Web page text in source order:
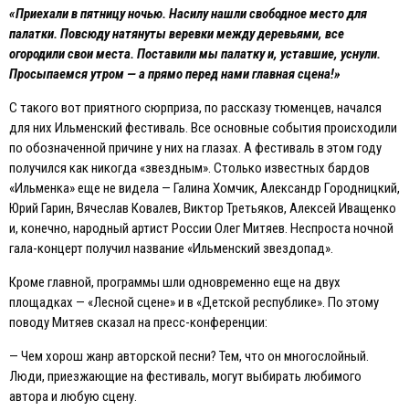
«Приехали в пятницу ночью. Насилу нашли свободное место для
палатки. Повсюду натянуты веревки между деревьями, все
огородили свои места. Поставили мы палатку и, уставшие, уснули.
Просыпаемся утром — а прямо перед нами главная сцена!»
С такого вот приятного сюрприза, по рассказу тюменцев, начался
для них Ильменский фестиваль. Все основные события происходили
по обозначенной причине у них на глазах. А фестиваль в этом году
получился как никогда «звездным». Столько известных бардов
«Ильменка» еще не видела — Галина Хомчик, Александр Городницкий,
Юрий Гарин, Вячеслав Ковалев, Виктор Третьяков, Алексей Иващенко
и, конечно, народный артист России Олег Митяев. Неспроста ночной
гала-концерт получил название «Ильменский звездопад».
Кроме главной, программы шли одновременно еще на двух
площадках — «Лесной сцене» и в «Детской республике». По этому
поводу Митяев сказал на пресс-конференции:
— Чем хорош жанр авторской песни? Тем, что он многослойный.
Люди, приезжающие на фестиваль, могут выбирать любимого
автора и любую сцену.